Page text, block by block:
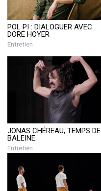
POL PI : DIALOGUER AVEC
DORE HOYER
Entretien
JONAS CHÉREAU, TEMPS DE
BALEINE
Entretien